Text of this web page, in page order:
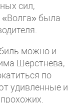
сил,
«Волга» была
можно и
Шерстнева,
по
удивленные и